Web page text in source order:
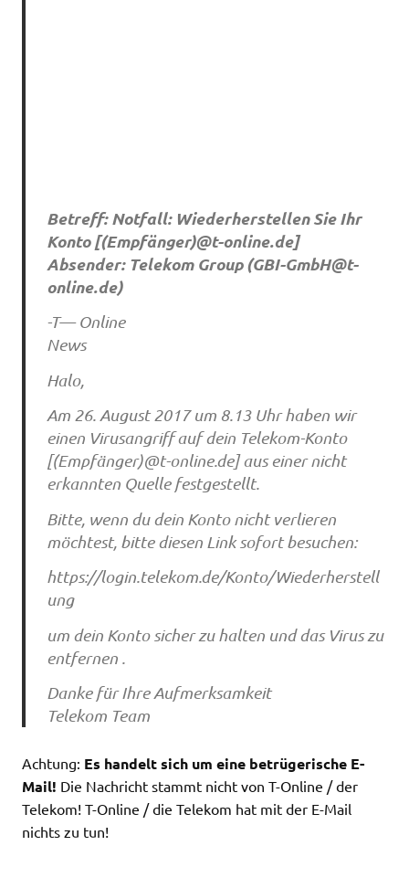
Betreff: Notfall: Wiederherstellen Sie Ihr
Konto [(Empfänger)@t-online.de]
Absender: Telekom Group (GBI-GmbH@t-
online.de)
-T— Online
News
Halo,
Am 26. August 2017 um 8.13 Uhr haben wir
einen Virusangriff auf dein Telekom-Konto
[(Empfänger)@t-online.de] aus einer nicht
erkannten Quelle festgestellt.
Bitte, wenn du dein Konto nicht verlieren
möchtest, bitte diesen Link sofort besuchen:
https://login.telekom.de/Konto/Wiederherstell
ung
um dein Konto sicher zu halten und das Virus zu
entfernen .
Danke für Ihre Aufmerksamkeit
Telekom Team
Achtung: Es handelt sich um eine betrügerische E-
Mail! Die Nachricht stammt nicht von T-Online / der
Telekom! T-Online / die Telekom hat mit der E-Mail
nichts zu tun!